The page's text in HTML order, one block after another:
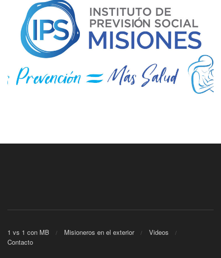
1 vs 1 con MB Misioneros en el exterior
Videos
Contacto